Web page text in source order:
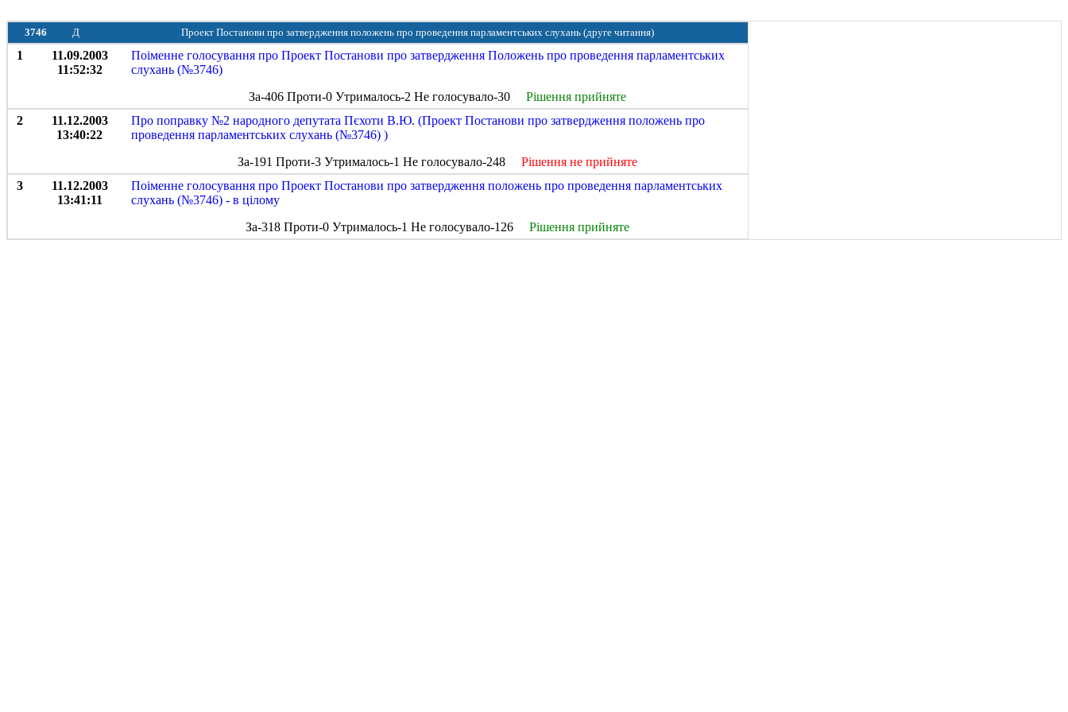
3746 Д Проект Постанови про затвердження положень про проведення парламентських слухань (друге читання)
1
11.09.2003
11:52:32
Поіменне голосування про Проект Постанови про затвердження Положень про проведення парламентських
слухань (№3746)
За-406 Проти-0 Утрималось-2 Не голосувало-30
Рішення прийняте
2
11.12.2003
13:40:22
Про поправку №2 народного депутата Пєхоти В.Ю. (Проект Постанови про затвердження положень про
проведення парламентських слухань (№3746) )
За-191 Проти-3 Утрималось-1 Не голосувало-248
Рішення не прийняте
3
11.12.2003
13:41:11
Поіменне голосування про Проект Постанови про затвердження положень про проведення парламентських
слухань (№3746) - в цілому
За-318 Проти-0 Утрималось-1 Не голосувало-126
Рішення прийняте